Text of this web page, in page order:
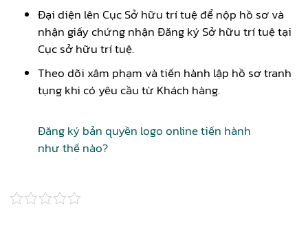
Đại diện lên Cục Sở hữu trí tuệ để nộp hồ sơ và
nhận giấy chứng nhận Đăng ký Sở hữu trí tuệ tại
Cục sở hữu trí tuệ.
Theo dõi xâm phạm và tiến hành lập hồ sơ tranh
tụng khi có yêu cầu từ Khách hàng.
Đăng ký bản quyền logo online tiến hành
như thế nào?